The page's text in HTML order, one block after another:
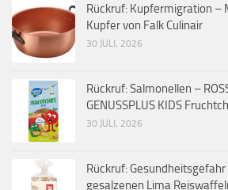
Rückruf: Kupfermigration –
Kupfer von Falk Culinair
30 JULI, 2026
Rückruf: Salmonellen –
GENUSSPLUS KIDS
30 JULI, 2026
Rückruf:
gesalzenen Lima